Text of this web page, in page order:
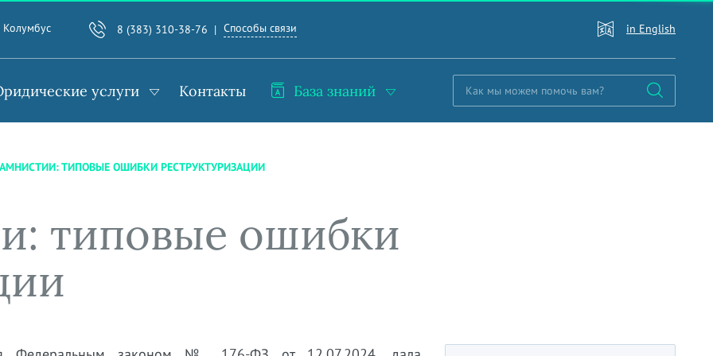
Колумбус 8 (383) 310-38-76 Способы связи in English
услуги Контакты База знаний
ТИПОВЫЕ ОШИБКИ РЕСТРУКТУРИЗАЦИИ
типовые ошибки